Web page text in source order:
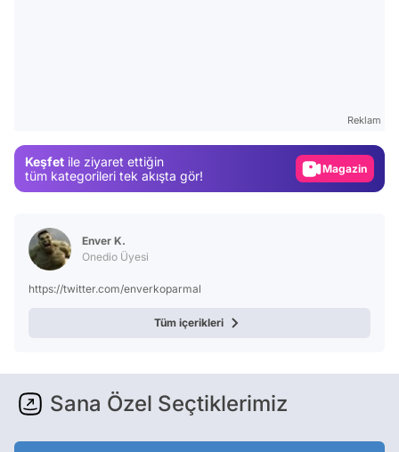
Reklam
Keşfet ile ziyaret ettiğin
tüm kategorileri tek akışta gör!
Magazin
Enver K.
Onedio Üyesi
https://twitter.com/enverkoparmal
Tüm içerikleri
Sana Özel Seçtiklerimiz